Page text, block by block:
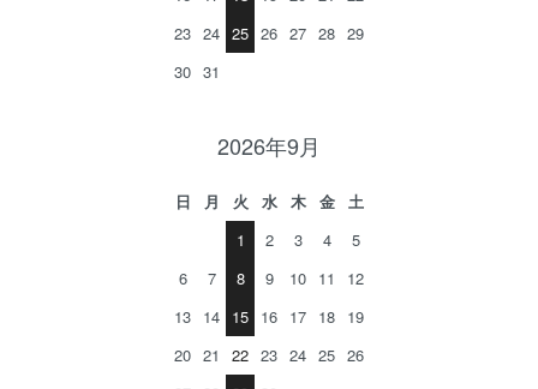
23 24 25 26 27 28 29
30 31
2026年9月
日 月 火 水 木 金
土
1
2 3 4
5
6
7 8 9 10 11
12
13 14 15 16 17 18 19
20 21 22 23 24 25 26